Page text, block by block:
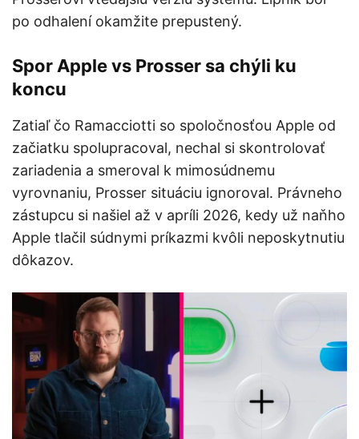
po odhalení okamžite prepustený.
Spor Apple vs Prosser sa chýli ku
koncu
Zatiaľ čo Ramacciotti so spoločnosťou Apple od
začiatku spolupracoval, nechal si skontrolovať
zariadenia a smeroval k mimosúdnemu
vyrovnaniu, Prosser situáciu ignoroval. Právneho
zástupcu si našiel až v apríli 2026, kedy už naňho
Apple tlačil súdnymi príkazmi kvôli neposkytnutiu
dôkazov.